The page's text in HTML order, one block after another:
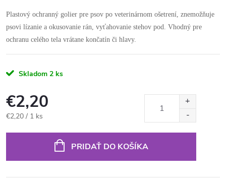
Plastový ochranný golier pre psov po veterinárnom ošetrení, znemožňuje
psovi lízanie a okusovanie rán, vyťahovanie stehov pod. Vhodný pre
ochranu celého tela vrátane končatín či hlavy.
Skladom 2 ks
€2,20
Jednotková
€2,20 / 1 ks
PRIDAŤ DO KOŠÍKA